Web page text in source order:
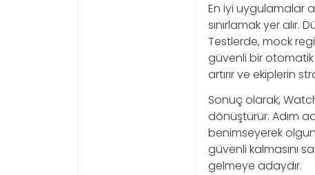
En iyi uygulamalar
sınırlamak yer alır.
Testlerde, mock
güvenli bir
artırır ve ekiplerin
Sonuç olarak,
dönüştürür. Adım
benimseyerek
güvenli kalmasını
gelmeye adaydır.